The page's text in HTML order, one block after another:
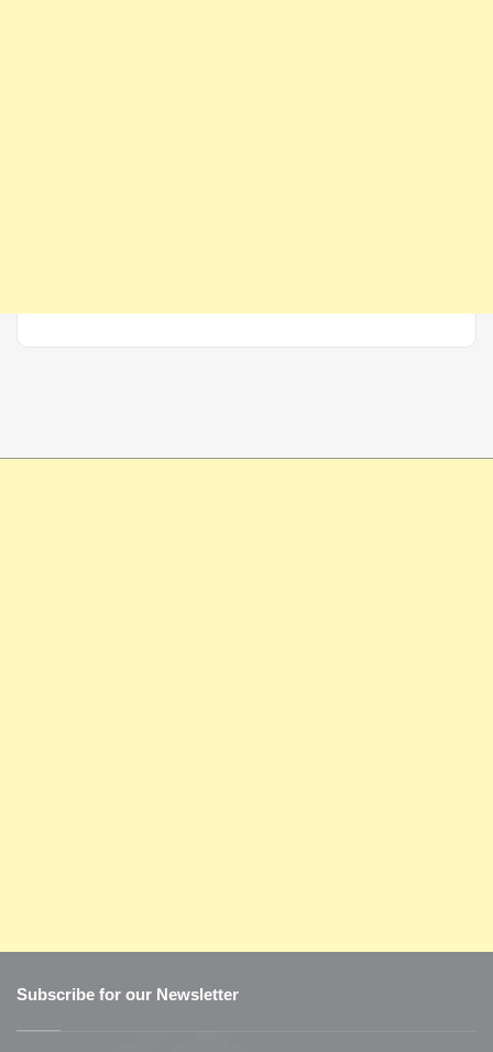
Subscribe for our Newsletter